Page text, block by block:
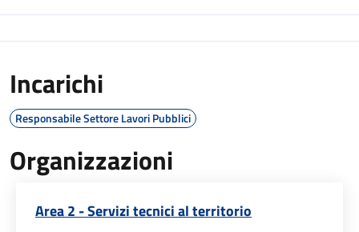
Incarichi
Responsabile Settore Lavori Pubblici
Organizzazioni
Area 2 - Servizi tecnici al territorio